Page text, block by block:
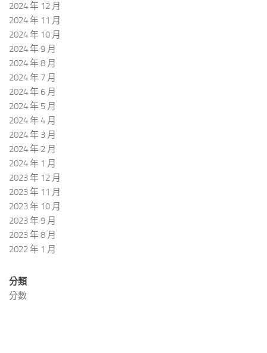
2024 年 12 月
2024 年 11 月
2024 年 10 月
2024 年 9 月
2024 年 8 月
2024 年 7 月
2024 年 6 月
2024 年 5 月
2024 年 4 月
2024 年 3 月
2024 年 2 月
2024 年 1 月
2023 年 12 月
2023 年 11 月
2023 年 10 月
2023 年 9 月
2023 年 8 月
2022 年 1 月
分類
分數